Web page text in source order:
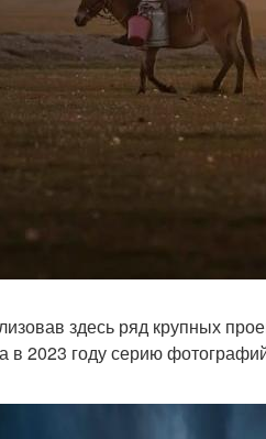
здесь ряд крупных
в 2023 году серию